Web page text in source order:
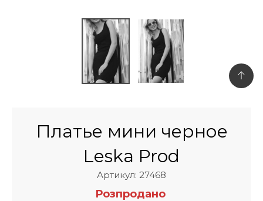
Платье мини черное
Leska Prod
Артикул: 27468
Розпродано